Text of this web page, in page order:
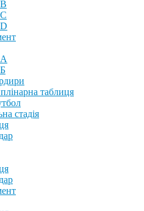
таблиця
стадія